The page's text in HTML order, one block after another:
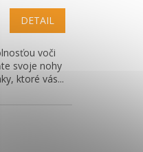
DETAIL
voči
svoje nohy
ktoré vás...